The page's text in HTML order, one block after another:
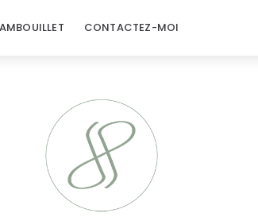
CONTACTEZ-MOI